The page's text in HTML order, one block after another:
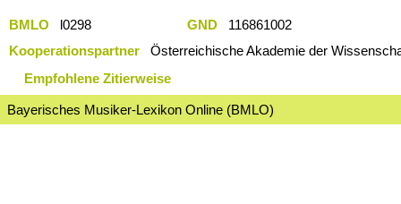
BMLO l0298 GND 116861002
Kooperationspartner
Österreichische Akademie der
Empfohlene Zitierweise
Bayerisches Musiker-Lexikon Online (BMLO)